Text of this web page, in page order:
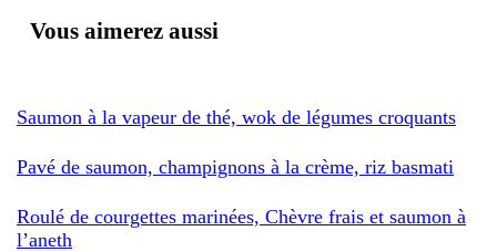
Vous aimerez aussi
Saumon à la vapeur de thé, wok de légumes croquants
Pavé de saumon, champignons à la crème, riz basmati
Roulé de courgettes marinées, Chèvre frais et saumon à
l’aneth